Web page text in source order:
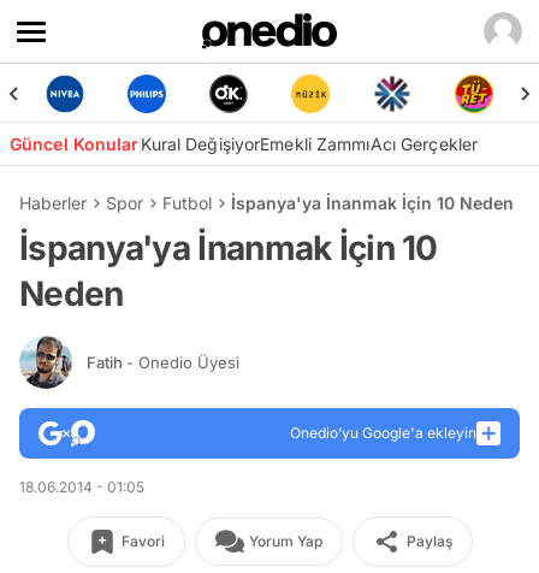
Güncel KonularKural DeğişiyorEmekli ZammıAcı Gerçekler
Haberler Spor Futbol İspanya'ya İnanmak İçin 10 Neden
İspanya'ya İnanmak İçin 10
Neden
Fatih - Onedio Üyesi
Onedio’yu Google'a ekleyin
18.06.2014 - 01:05
Favori Yorum Yap Paylaş